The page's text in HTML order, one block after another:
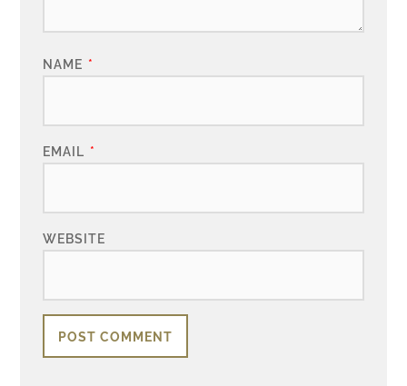
NAME *
EMAIL *
WEBSITE